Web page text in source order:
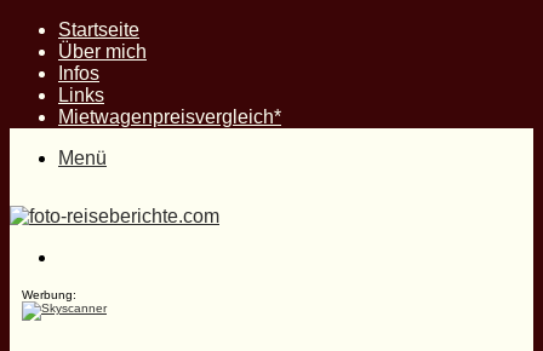
Startseite
Über mich
Infos
Links
Mietwagenpreisvergleich*
Menü
Werbung: